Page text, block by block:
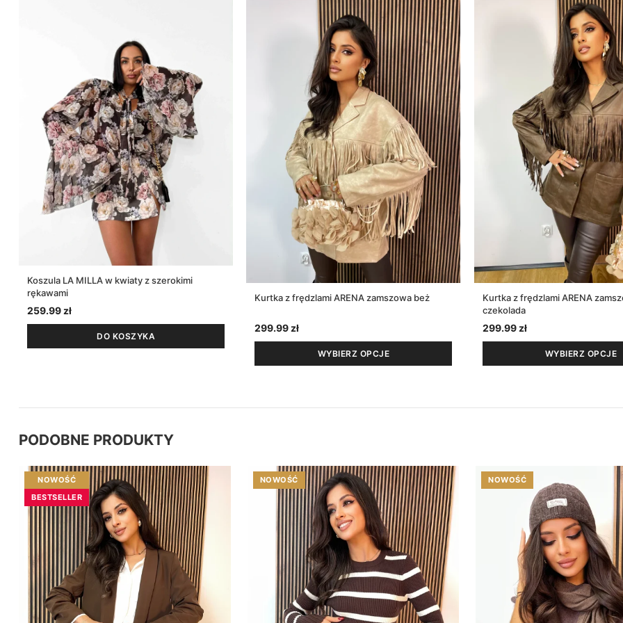
Koszula LA MILLA w kwiaty z szerokimi
rękawami
259.99 zł
DO KOSZYKA
Kurtka z frędzlami ARENA zamszowa beż
299.99 zł
WYBIERZ OPCJE
Kurtka z frędzlami ARENA
czekolada
299.99 zł
WYBIERZ OPCJE
PODOBNE PRODUKTY
NOWOŚĆ
BESTSELLER
NOWOŚĆ NOWOŚĆ